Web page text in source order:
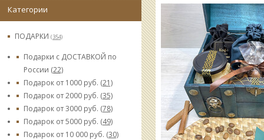
Категории
ПОДАРКИ (354)
Подарки с ДОСТАВКОЙ по
России (22)
Подарок от 1000 руб. (21)
Подарок от 2000 руб. (35)
Подарок от 3000 руб. (78)
Подарок от 5000 руб. (49)
Подарок от 10 000 руб. (30)